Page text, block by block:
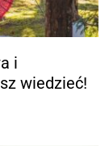
i
wiedzieć!